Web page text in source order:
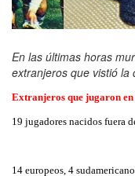
En las últimas horas
extranjeros que vistió la
Extranjeros que jugaron
19 jugadores nacidos fuera
14 europeos, 4